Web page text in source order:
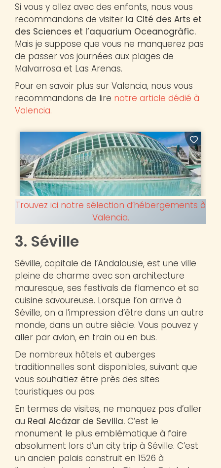
Si vous y allez avec des enfants, nous vous
recommandons de visiter la Cité des Arts et
des Sciences et l’aquarium Oceanogràfic.
Mais je suppose que vous ne manquerez pas
de passer vos journées aux plages de
Malvarrosa et Las Arenas.
Pour en savoir plus sur Valencia, nous vous
recommandons de lire notre article dédié à
Valencia.
Trouvez ici notre sélection d’hébergements à
Valencia.
3. Séville
Séville, capitale de l’Andalousie, est une ville
pleine de charme avec son architecture
mauresque, ses festivals de flamenco et sa
cuisine savoureuse. Lorsque l’on arrive à
Séville, on a l’impression d’être dans un autre
monde, dans un autre siècle. Vous pouvez y
aller par avion, en train ou en bus.
De nombreux hôtels et auberges
traditionnelles sont disponibles, suivant que
vous souhaitiez être près des sites
touristiques ou pas.
En termes de visites, ne manquez pas d’aller
au Real Alcázar de Sevilla. C’est le
monument le plus emblématique à faire
absolument lors d’un city trip à Séville. C’est
un ancien palais construit en 1526 à